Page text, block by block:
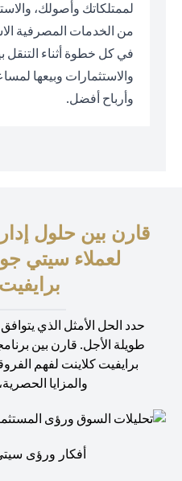
لممتلكاتك وأصولك،
من الخدمات المصرفية
في كل خطوة أثناء التنقل بين
والاستثمارات وبيعها
وأرباح أفضل.
قارن بين حلول إدارة
لعملاء سيتي
برايفيت
حدد الحل الأمثل الذي يتوافق مع
طويلة الأجل. قارن بين
برايفيت كلاينت لفهم
والمزايا الحصرية،
أفكار ورؤى سيتي